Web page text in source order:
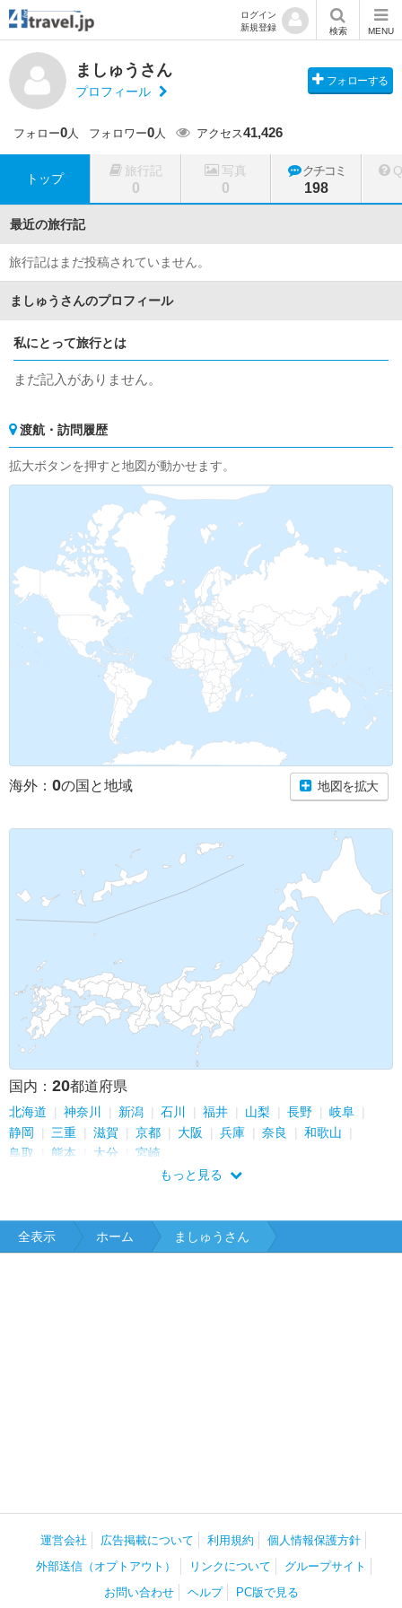
ログイン
新規登録
検索 MENU
ましゅうさん
プロフィール
フォローする
フォロー0人 フォロワー0人 アクセス41,426
トップ
旅行記
0
写真
0
クチコミ
198
最近の旅行記
旅行記はまだ投稿されていません。
ましゅうさんのプロフィール
私にとって旅行とは
まだ記入がありません。
渡航・訪問履歴
拡大ボタンを押すと地図が動かせます。
海外： 0の国と地域 地図を拡大
国内： 20都道府県
北海道 神奈川 新潟 石川 福井 山梨 長野
岐阜
静岡
三重 滋賀 京都 大阪 兵庫 奈良
和歌山
鳥取
熊本 大分
宮崎
もっと見る
全表示 ホーム ましゅうさん
運営会社 広告掲載について 利用規約
個人情報保護方針
外部送信（オプトアウト）
リンクについて
グループサイト
お問い合わせ
ヘルプ PC版で見る